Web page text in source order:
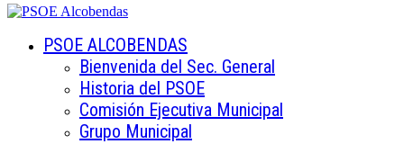
PSOE ALCOBENDAS
Bienvenida del Sec. General
Historia del PSOE
Comisión Ejecutiva Municipal
Grupo Municipal